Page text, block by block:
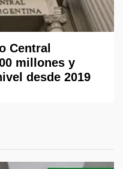
Central
millones y
desde 2019